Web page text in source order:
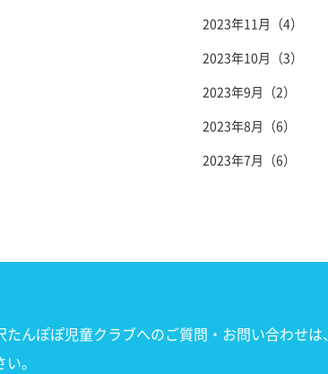
2023年11月（4）
2023年10月（3）
2023年9月（2）
2023年8月（6）
2023年7月（6）
んぽぽ児童クラブへのご質問・お問い合わせは、
。